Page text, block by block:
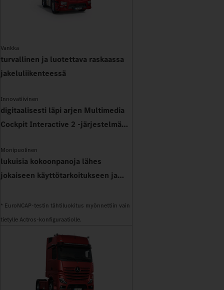
Vankka
turvallinen ja luotettava raskaassa
jakeluliikenteessä
Innovatiivinen
digitaalisesti läpi arjen Multimedia
Cockpit Interactive 2 -järjestelmän
Monipuolinen
lukuisia kokoonpanoja lähes
jokaiseen käyttötarkoitukseen ja
* EuroNCAP-testin tähtiluokitus myönnettiin vain
tietylle Actros-konfiguraatiolle.